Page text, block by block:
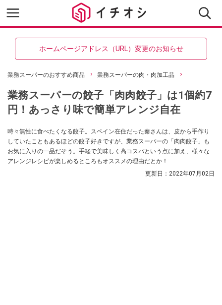
ホームページアドレス（URL）変更のお知らせ
業務スーパーのおすすめ商品 業務スーパーの肉・肉加工品
業務スーパーの餃子「肉肉餃子」は1個約7
円！あっさり味で簡単アレンジ自在
時々無性に食べたくなる餃子。スペイン在住だった秦さんは、皮から手作り
していたこともあるほどの餃子好きですが、業務スーパーの「肉肉餃子」も
お気に入りの一品だそう。手軽で美味しく高コスパという点に加え、様々な
アレンジレシピが楽しめるところもオススメの理由だとか！
更新日： 2022年07月02日